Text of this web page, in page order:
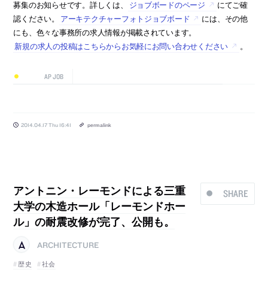
募集のお知らせです。詳しくは、 ジョブボードのページ
にてご確
認ください。
アーキテクチャーフォトジョブボード
には、その他
にも、色々な事務所の求人情報が掲載されています。
新規の求人の投稿はこちらからお気軽にお問い合わせください
。
AP JOB
2014.04.17 Thu 16:41 permalink
SHARE
アントニン・レーモンドによる三重
大学の木造ホール「レーモンドホー
ル」の耐震改修が完了、公開も。
ARCHITECTURE
歴史
社会